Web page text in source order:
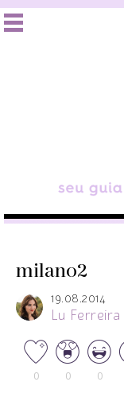
milano2
19.08.2014
Lu Ferreira
0 0 0